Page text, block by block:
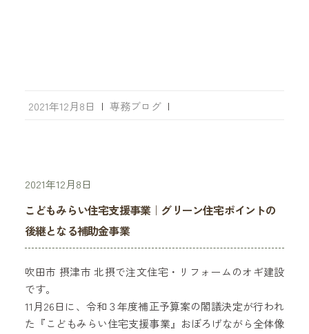
2021年12月8日 | 専務ブログ |
2021年12月8日
こどもみらい住宅支援事業｜グリーン住宅ポイントの
後継となる補助金事業
吹田市 摂津市 北摂で注文住宅・リフォームのオギ建設
です。
11月26日に、令和３年度補正予算案の閣議決定が行われ
た『こどもみらい住宅支援事業』おぼろげながら全体像